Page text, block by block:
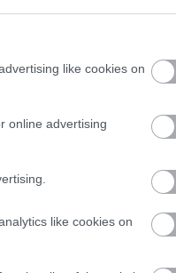
like cookies on
online advertising
like cookies on
vége pozitív